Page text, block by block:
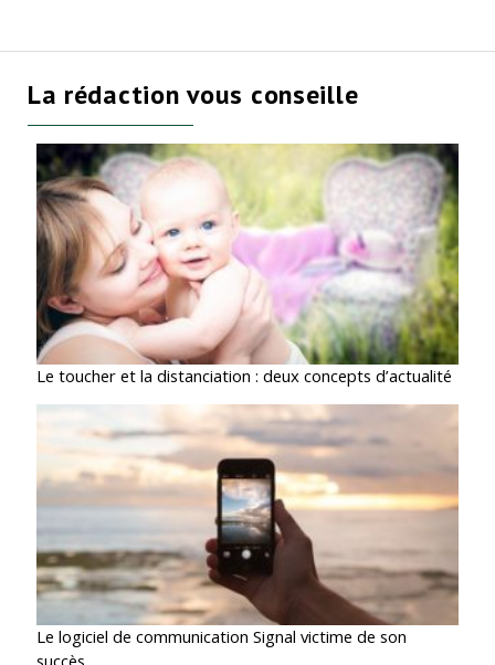
La rédaction vous conseille
Le toucher et la distanciation : deux concepts d’actualité
Le logiciel de communication Signal victime de son